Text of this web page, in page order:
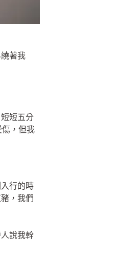
著我
短五分
傷，但我
行的時
，我們
說我幹